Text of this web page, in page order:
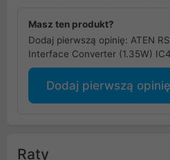
Masz ten produkt?
Dodaj pierwszą opinię: ATEN
Interface Converter (1.35W)
Dodaj pierwszą
Raty